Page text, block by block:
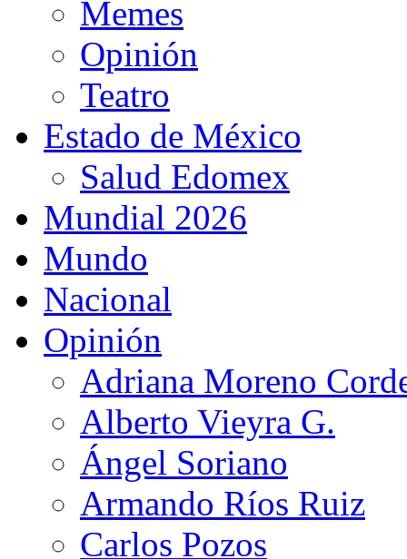
Memes
Opinión
Teatro
Estado de México
Salud Edomex
Mundial 2026
Mundo
Nacional
Opinión
Adriana Moreno
Alberto Vieyra G.
Ángel Soriano
Armando Ríos Ruiz
Carlos Pozos